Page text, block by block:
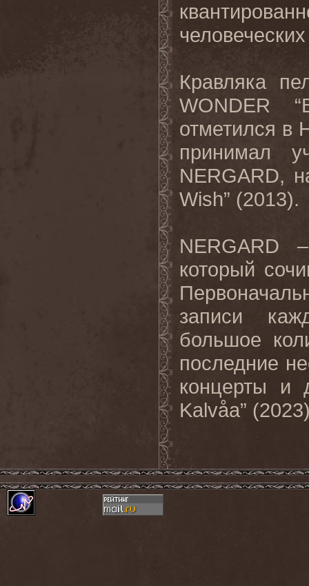
Кравляка
WONDER
отметился в
принимал
NERGARD,
Wish” (2013).
NERGARD
который
записи
большое
последние
концерты и
Kalvåa”